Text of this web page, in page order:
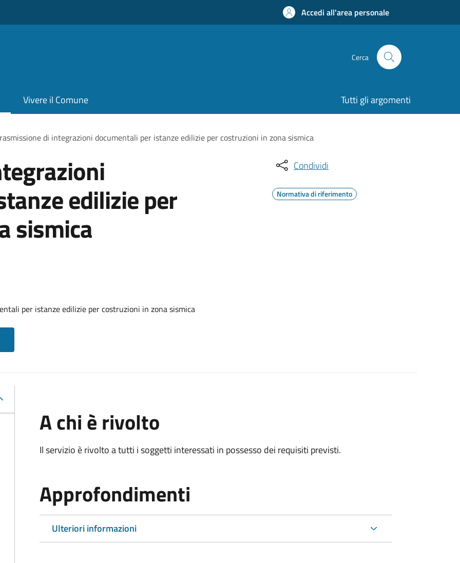
Accedi all'area personale
Cerca
Vivere il Comune Tutti gli argomenti
di integrazioni documentali per istanze edilizie per costruzioni in zona sismica
edilizie per
sismica
per istanze edilizie per costruzioni in zona sismica
Condividi
Normativa di riferimento
A chi è rivolto
Il servizio è rivolto a tutti i soggetti interessati in possesso dei requisiti previsti.
Approfondimenti
Ulteriori informazioni